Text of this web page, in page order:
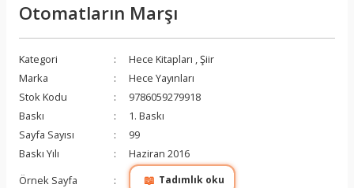
Otomatların Marşı
Kategori Hece Kitapları ,Şiir
Marka
Hece Yayınları
Stok Kodu
9786059279918
Baskı
1. Baskı
Sayfa Sayısı
99
Baskı Yılı
Haziran 2016
Örnek Sayfa
📖 Tadımlık oku